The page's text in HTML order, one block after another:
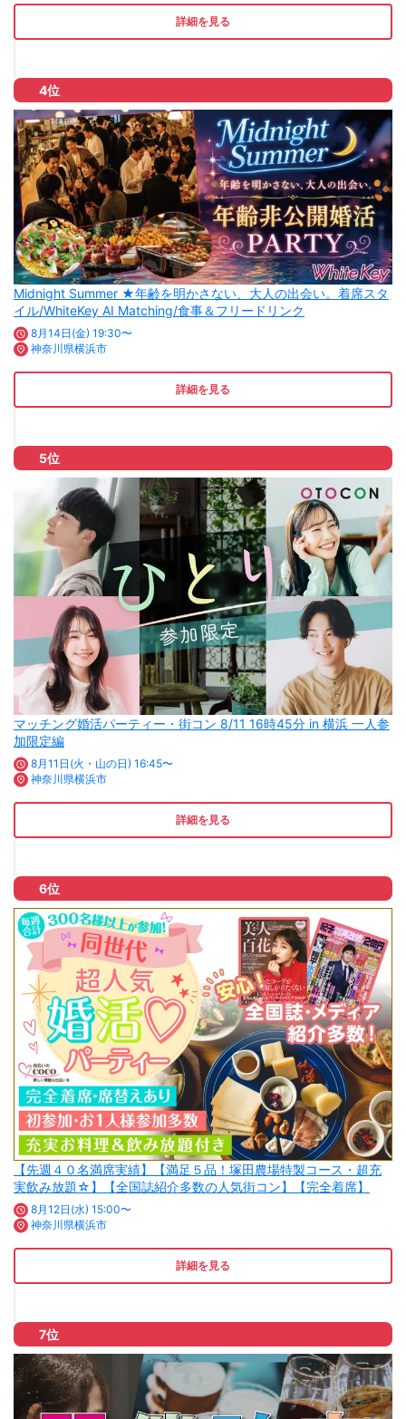
詳細を見る
4位
Midnight Summer ★年齢を明かさない、大人の出会い。着席スタ
イル/WhiteKey AI Matching/食事＆フリードリンク
8月14日(金) 19:30〜
神奈川県横浜市
詳細を見る
5位
マッチング婚活パーティー・街コン 8/11 16時45分 in 横浜 一人参
加限定編
8月11日(火・山の日) 16:45〜
神奈川県横浜市
詳細を見る
6位
【先週４０名満席実績】【満足５品！塚田農場特製コース・超充
実飲み放題☆】【全国誌紹介多数の人気街コン】【完全着席】
8月12日(水) 15:00〜
神奈川県横浜市
詳細を見る
7位